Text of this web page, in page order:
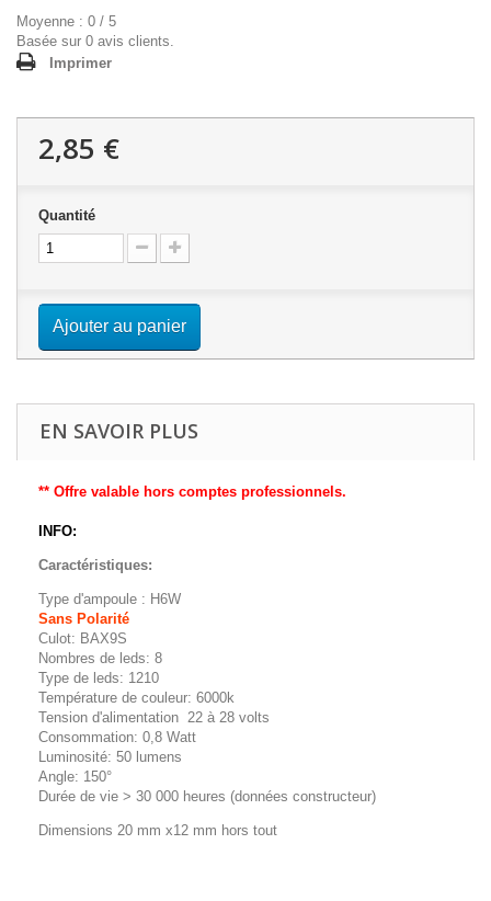
Moyenne : 0 / 5
Basée sur 0 avis clients.
Imprimer
2,85 €
Quantité
Ajouter au panier
EN SAVOIR PLUS
** Offre valable hors comptes professionnels.
INFO:
Caractéristiques:
Type d'ampoule : H6W
Sans Polarité
Culot: BAX9S
Nombres de leds: 8
Type de leds: 1210
Température de couleur: 6000k
Tension d'alimentation 22 à 28 volts
Consommation: 0,8 Watt
Luminosité: 50 lumens
Angle: 150°
Durée de vie > 30 000 heures (données constructeur)
Dimensions 20 mm x12 mm hors tout